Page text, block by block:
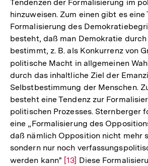
Tendenzen der Formalisierung im
hinzuweisen. Zum einen gibt es eine
Formalisierung des
besteht, daß man Demokratie
bestimmt, z. B. als Konkurrenz von
politische Macht in allgemeinen
durch das inhaltliche Ziel der
Selbstbestimmung der Menschen.
besteht eine Tendenz zur
politischen Prozesses. Sternberger
eine „Formalisierung des
daß nämlich Opposition nicht mehr
sondern nur noch
werden kann" Zur
[13] Diese